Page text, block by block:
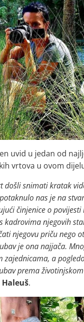
uvid u jedan od
vrtova u ovom
došli snimati kratak
nas je na
činjenice o povijesti
kadrovima njegovih
njegovu priču nego
je ona najjača.
zajednicama, a
prema životinjskom
Haleuš.